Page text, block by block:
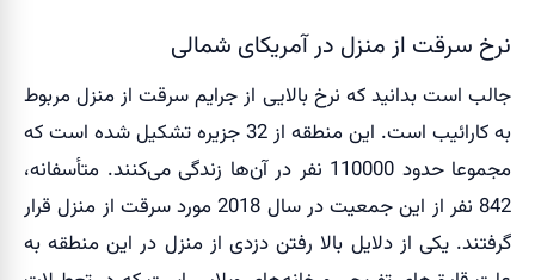
نرخ سرقت از منزل در آمریکای شمالی
جالب است بدانید که نرخ بالایی از جرایم سرقت از منزل مربوط
به کارائیب است. این منطقه از 32 جزیره تشکیل شده است که
مجموعا حدود 110000 نفر در آن‌ها زندگی می‌کنند. متأسفانه،
842 نفر از این جمعیت در سال 2018 مورد سرقت از منزل قرار
گرفتند. یکی از دلایل بالا رفتن دزدی از منزل در این منطقه به